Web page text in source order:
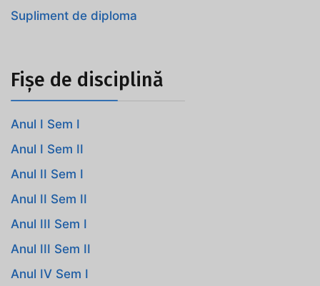
Supliment de diploma
Fișe de disciplină
Anul I Sem I
Anul I Sem II
Anul II Sem I
Anul II Sem II
Anul III Sem I
Anul III Sem II
Anul IV Sem I